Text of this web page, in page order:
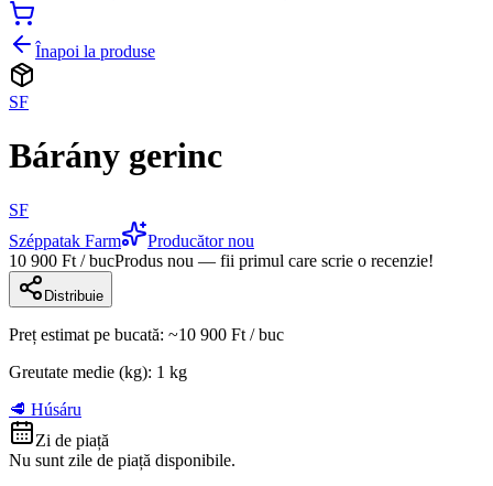
Înapoi la produse
SF
Bárány gerinc
SF
Széppatak Farm
Producător nou
10 900 Ft / bucProdus nou — fii primul care scrie o recenzie!
Distribuie
Preț estimat pe bucată: ~10 900 Ft /buc
Greutate medie (kg): 1 kg
🥩 Húsáru
Zi de piață
Nu sunt zile de piață disponibile.